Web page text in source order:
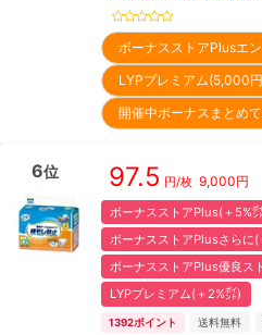
ボーナスストアPlusエ
LYPプレミアム(5,000
開催中ボーナスまとめ
6位 97.5 円/枚 9,000円
ボーナスストアPlus(＋5%
ボーナスストアPlusさらに(
ボーナスストアPlus優良ス
LYPプレミアム(＋2%㌽)
1392ポイント 送料無料